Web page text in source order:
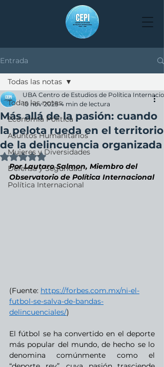
Entrada
Todas las notas
Economía Política
Asuntos Humanitarios
Mujeres y Diversidades
Defensa y Seguridad
Política Internacional
Todas las notas
Más allá de la pasión: cuando
la pelota rueda en el territorio
de la delincuencia organizada
UBA Centro de Estudios de Política
10 nov 2025 4 min de lectura
Obtuvo NaN de 5 estrellas.
Por Lautaro Salmon, Miembro del
Observatorio de Política Internacional
(Fuente: https://forbes.com.mx/ni-el-
futbol-se-salva-de-bandas-
delincuenciales/)
El fútbol se ha convertido en el deporte
más popular del mundo, de hecho se lo
denomina comúnmente como el